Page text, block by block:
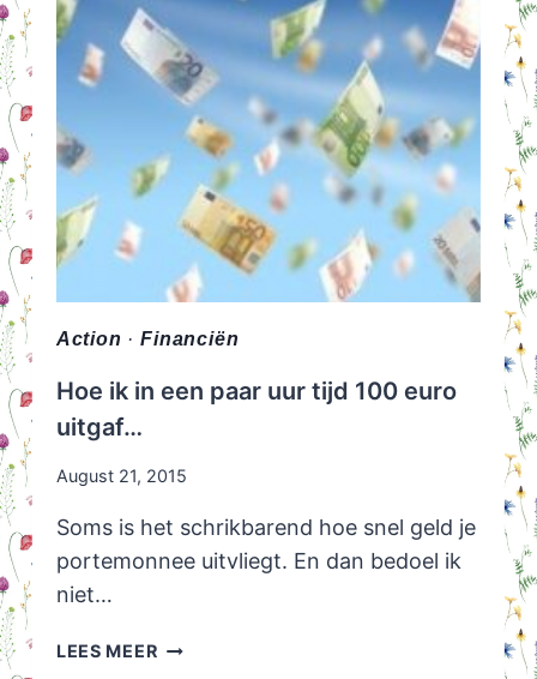
Action ·Financiën
Hoe ik in een paar uur tijd 100 euro
uitgaf…
August 21, 2015
Soms is het schrikbarend hoe snel geld je
portemonnee uitvliegt. En dan bedoel ik
niet…
LEES MEERHOE